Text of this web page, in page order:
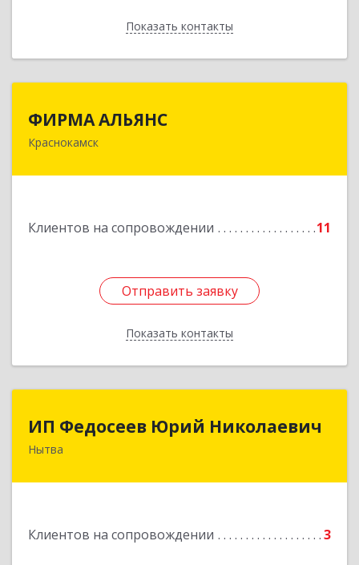
Показать контакты
Назад
ФИРМА АЛЬЯНС
Краснокамск
Клиентов на сопровождении 11
Отправить заявку
Показать контакты
Отправить заявку
Назад
ИП Федосеев Юрий Николаевич
Нытва
Клиентов на сопровождении 3
ИП Федосеев Юрий Николаевич